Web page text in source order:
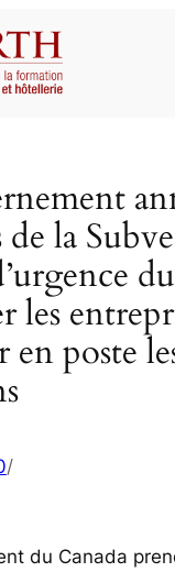
de la
les
poste
/
du Canada